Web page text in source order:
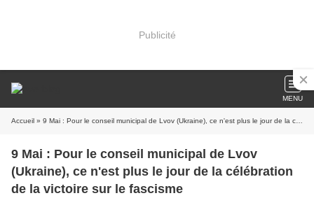
Publicité
MENU
Accueil » 9 Mai : Pour le conseil municipal de Lvov (Ukraine), ce n'est plus le jour de la célébration de la victoire sur le fascisme
9 Mai : Pour le conseil municipal de Lvov
(Ukraine), ce n'est plus le jour de la célébration
de la victoire sur le fascisme